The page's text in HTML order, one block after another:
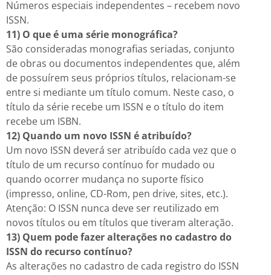
Números especiais independentes – recebem novo
ISSN.
11) O que é uma série monográfica?
São consideradas monografias seriadas, conjunto
de obras ou documentos independentes que, além
de possuírem seus próprios títulos, relacionam-se
entre si mediante um título comum. Neste caso, o
título da série recebe um ISSN e o título do item
recebe um ISBN.
12) Quando um novo ISSN é atribuído?
Um novo ISSN deverá ser atribuído cada vez que o
título de um recurso contínuo for mudado ou
quando ocorrer mudança no suporte físico
(impresso, online, CD-Rom, pen drive, sites, etc.).
Atenção: O ISSN nunca deve ser reutilizado em
novos títulos ou em títulos que tiveram alteração.
13) Quem pode fazer alterações no cadastro do
ISSN do recurso contínuo?
As alterações no cadastro de cada registro do ISSN